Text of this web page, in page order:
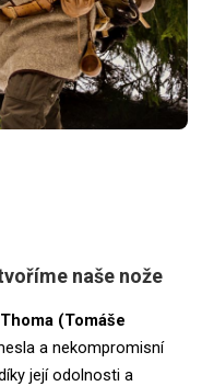
naše nože
Thoma (Tomáše
a nekompromisní
její odolnosti a